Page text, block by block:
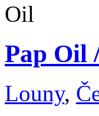
Pap Oil
Louny,